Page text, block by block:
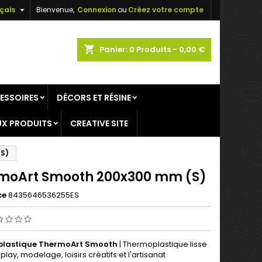
Bienvenue, Connexionou Créez votre compte

shopping_cart Panier: 0 Produits - 0,00 €
DÉCORS ET RÉSINE
PRODUITS CREATIVE SITE
Smooth 200x300 mm (S)
8435646536255ES
ThermoArt Smooth | Thermoplastique lisse
modelage, loisirs créatifs et l'artisanat